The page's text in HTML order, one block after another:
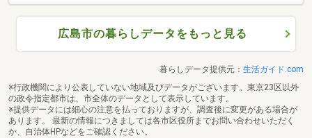
広島市の暮らしデータをもっと見る
暮らしデータ提供元： 生活ガイド.com
※行政機関により公表していない地域及びデータがございます。東京23区以外
の政令指定都市は、市全体のデータとして表示しています。
※提供データには細心の注意を払っておりますが、調査後に変更がある場合が
あります。 最新の情報につきましては各市区役所までお問い合わせいただく
か、自治体HPなどをご確認ください。